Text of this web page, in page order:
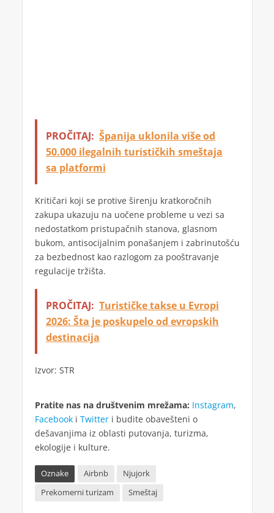
PROČITAJ: Španija uklonila više od
50.000 ilegalnih turističkih smeštaja
sa platformi
Kritičari koji se protive širenju kratkoročnih
zakupa ukazuju na uočene probleme u vezi sa
nedostatkom pristupačnih stanova, glasnom
bukom, antisocijalnim ponašanjem i zabrinutošću
za bezbednost kao razlogom za pooštravanje
regulacije tržišta.
PROČITAJ: Turističke takse u Evropi
2026: Šta je poskupelo od evropskih
destinacija
Izvor: STR
Pratite nas na društvenim mrežama: Instagram,
Facebooki Twitteri budite obavešteni o
dešavanjima iz oblasti putovanja, turizma,
ekologije i kulture.
Oznake Airbnb
Njujork
Prekomerni turizam
Smeštaj